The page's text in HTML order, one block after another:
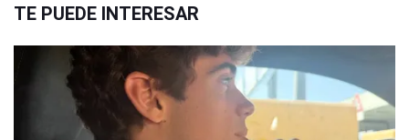
TE PUEDE INTERESAR